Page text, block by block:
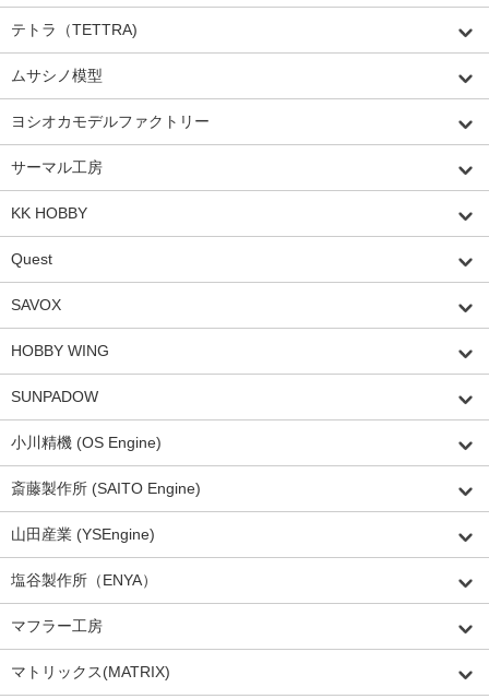
テトラ（TETTRA)
ムサシノ模型
ヨシオカモデルファクトリー
サーマル工房
KK HOBBY
Quest
SAVOX
HOBBY WING
SUNPADOW
小川精機 (OS Engine)
斎藤製作所 (SAITO Engine)
山田産業 (YSEngine)
塩谷製作所（ENYA）
マフラー工房
マトリックス(MATRIX)